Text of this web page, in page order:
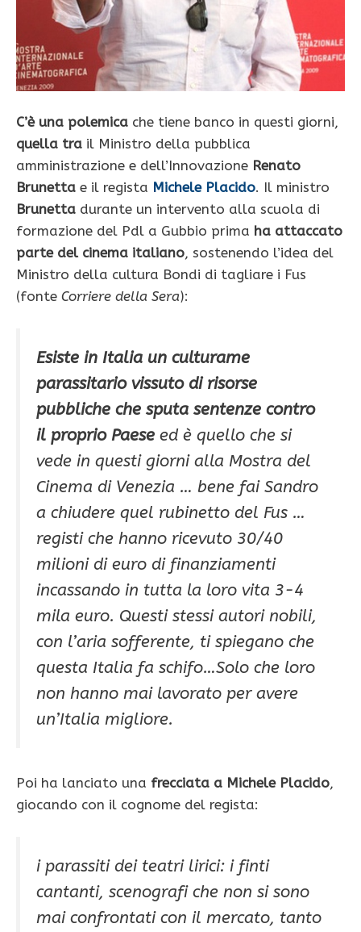
C’è una polemica che tiene banco in questi giorni,
quella tra il Ministro della pubblica
amministrazione e dell’Innovazione Renato
Brunetta e il regista Michele Placido. Il ministro
Brunetta durante un intervento alla scuola di
formazione del Pdl a Gubbio prima ha attaccato
parte del cinema italiano, sostenendo l’idea del
Ministro della cultura Bondi di tagliare i Fus
(fonte Corriere della Sera):
Esiste in Italia un culturame
parassitario vissuto di risorse
pubbliche che sputa sentenze contro
il proprio Paese ed è quello che si
vede in questi giorni alla Mostra del
Cinema di Venezia … bene fai Sandro
a chiudere quel rubinetto del Fus …
registi che hanno ricevuto 30/40
milioni di euro di finanziamenti
incassando in tutta la loro vita 3-4
mila euro. Questi stessi autori nobili,
con l’aria sofferente, ti spiegano che
questa Italia fa schifo…Solo che loro
non hanno mai lavorato per avere
un’Italia migliore.
Poi ha lanciato una frecciata a Michele Placido,
giocando con il cognome del regista:
i parassiti dei teatri lirici: i finti
cantanti, scenografi che non si sono
mai confrontati con il mercato, tanto